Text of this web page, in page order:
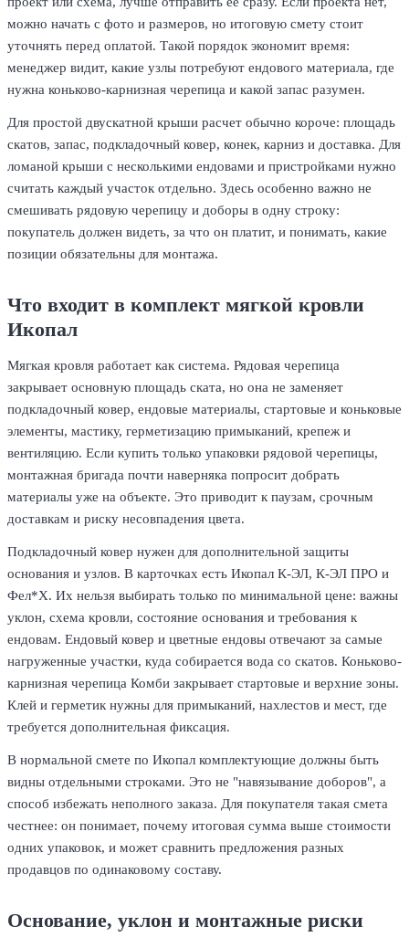
можно начать с фото и размеров, но итоговую смету стоит
уточнять перед оплатой. Такой порядок экономит время:
менеджер видит, какие узлы потребуют ендового материала, где
нужна коньково-карнизная черепица и какой запас разумен.
Для простой двускатной крыши расчет обычно короче: площадь
скатов, запас, подкладочный ковер, конек, карниз и доставка. Для
ломаной крыши с несколькими ендовами и пристройками нужно
считать каждый участок отдельно. Здесь особенно важно не
смешивать рядовую черепицу и доборы в одну строку:
покупатель должен видеть, за что он платит, и понимать, какие
позиции обязательны для монтажа.
Что входит в комплект мягкой кровли
Икопал
Мягкая кровля работает как система. Рядовая черепица
закрывает основную площадь ската, но она не заменяет
подкладочный ковер, ендовые материалы, стартовые и коньковые
элементы, мастику, герметизацию примыканий, крепеж и
вентиляцию. Если купить только упаковки рядовой черепицы,
монтажная бригада почти наверняка попросит добрать
материалы уже на объекте. Это приводит к паузам, срочным
доставкам и риску несовпадения цвета.
Подкладочный ковер нужен для дополнительной защиты
основания и узлов. В карточках есть Икопал К-ЭЛ, К-ЭЛ ПРО и
Фел*Х. Их нельзя выбирать только по минимальной цене: важны
уклон, схема кровли, состояние основания и требования к
ендовам. Ендовый ковер и цветные ендовы отвечают за самые
нагруженные участки, куда собирается вода со скатов. Коньково-
карнизная черепица Комби закрывает стартовые и верхние зоны.
Клей и герметик нужны для примыканий, нахлестов и мест, где
требуется дополнительная фиксация.
В нормальной смете по Икопал комплектующие должны быть
видны отдельными строками. Это не "навязывание доборов", а
способ избежать неполного заказа. Для покупателя такая смета
честнее: он понимает, почему итоговая сумма выше стоимости
одних упаковок, и может сравнить предложения разных
продавцов по одинаковому составу.
Основание, уклон и монтажные риски